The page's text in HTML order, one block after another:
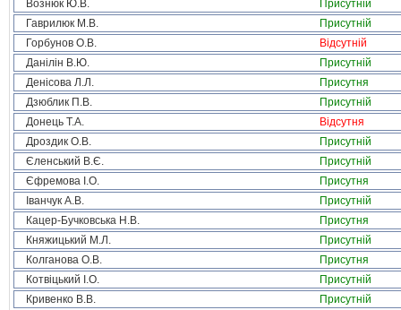
Вознюк Ю.В.
Присутній
Гаврилюк М.В.
Присутній
Горбунов О.В.
Відсутній
Данілін В.Ю.
Присутній
Денісова Л.Л.
Присутня
Дзюблик П.В.
Присутній
Донець Т.А.
Відсутня
Дроздик О.В.
Присутній
Єленський В.Є.
Присутній
Єфремова І.О.
Присутня
Іванчук А.В.
Присутній
Кацер-Бучковська Н.В.
Присутня
Княжицький М.Л.
Присутній
Колганова О.В.
Присутня
Котвіцький І.О.
Присутній
Кривенко В.В.
Присутній